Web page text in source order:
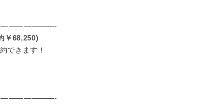
68,250)
できます！